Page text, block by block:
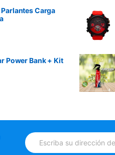
Carga
Power Bank + Kit
E
m